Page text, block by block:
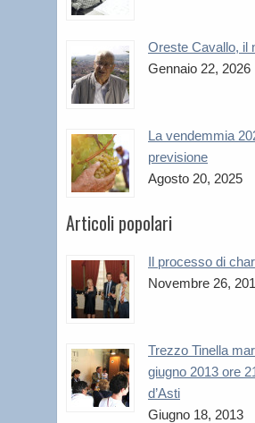
Oreste Cavallo, il
Gennaio 22, 2026
La vendemmia
previsione
Agosto 20, 2025
Articoli popolari
Il processo di
Novembre 26,
Trezzo Tinella
giugno 2013 ore
d’Asti
Giugno 18, 2013